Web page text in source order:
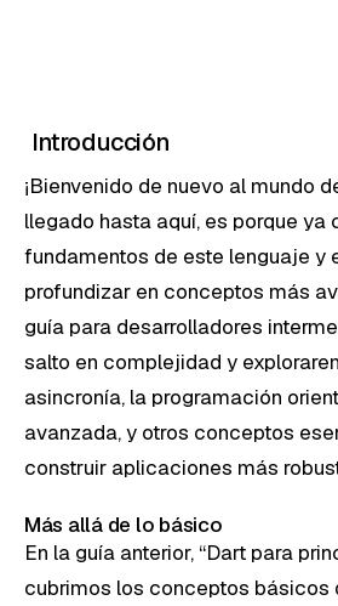
Introducción
¡Bienvenido de nuevo al mundo
llegado hasta aquí, es porque ya
fundamentos de este lenguaje y
profundizar en conceptos más
guía para desarrolladores
salto en complejidad y
asincronía, la programación
avanzada, y otros conceptos
construir aplicaciones más
Más allá de lo básico
En la guía anterior, “Dart para
cubrimos los conceptos básicos